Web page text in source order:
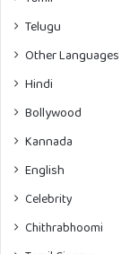
Telugu
Other Languages
Hindi
Bollywood
Kannada
English
Celebrity
Chithrabhoomi